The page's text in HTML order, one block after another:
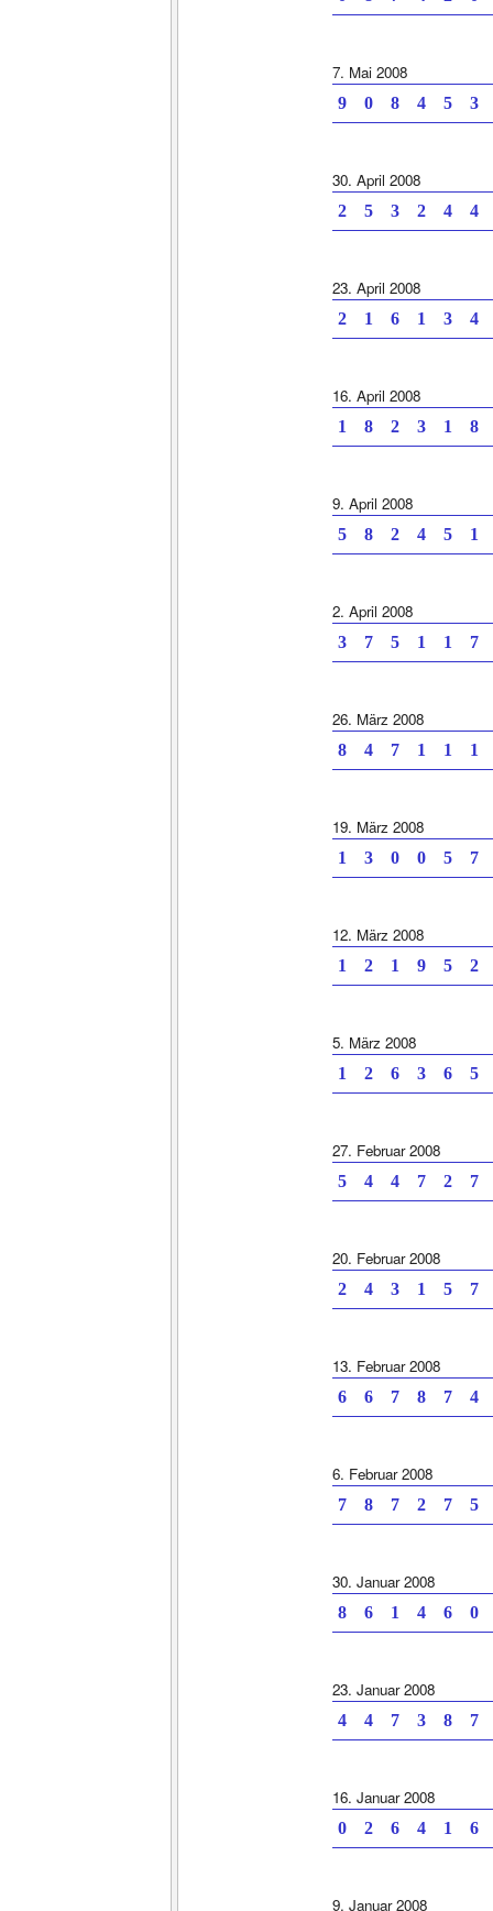
7. Mai 2008
9 0 8 4 5 3
30. April 2008
2 5 3 2 4 4
23. April 2008
2 1 6 1 3 4
16. April 2008
1 8 2 3 1 8
9. April 2008
5 8 2 4 5 1
2. April 2008
3 7 5 1 1 7
26. März 2008
8 4 7 1 1 1
19. März 2008
1 3 0 0 5 7
12. März 2008
1 2 1 9 5 2
5. März 2008
1 2 6 3 6 5
27. Februar 2008
5 4 4 7 2 7
20. Februar 2008
2 4 3 1 5 7
13. Februar 2008
6 6 7 8 7 4
6. Februar 2008
7 8 7 2 7 5
30. Januar 2008
8 6 1 4 6 0
23. Januar 2008
4 4 7 3 8 7
16. Januar 2008
0 2 6 4 1 6
9. Januar 2008